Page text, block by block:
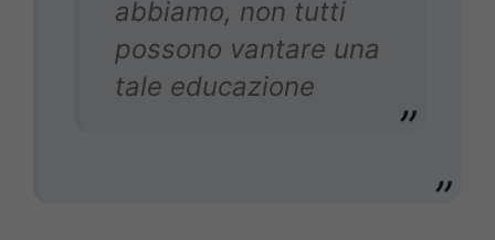
abbiamo, non tutti
possono vantare una
tale educazione